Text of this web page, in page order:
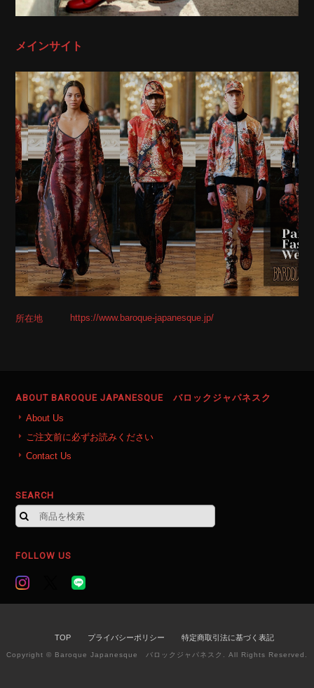
メインサイト
所在地 https://www.baroque-japanesque.jp/
ABOUT BAROQUE JAPANESQUE バロックジャパネスク
About Us
ご注文前に必ずお読みください
Contact Us
SEARCH
FOLLOW US
TOP プライバシーポリシー 特定商取引法に基づく表記
Copyright © Baroque Japanesque バロックジャパネスク. All Rights Reserved.